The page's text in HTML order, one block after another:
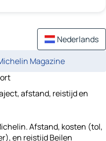
Nederlands
Magazine
afstand, reistijd en
Afstand, kosten (tol,
en reistijd Beilen